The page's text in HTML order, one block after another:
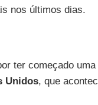
nos últimos dias.
ter começado uma
Unidos, que